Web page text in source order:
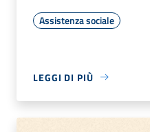
Assistenza sociale
LEGGI DI PIÙ